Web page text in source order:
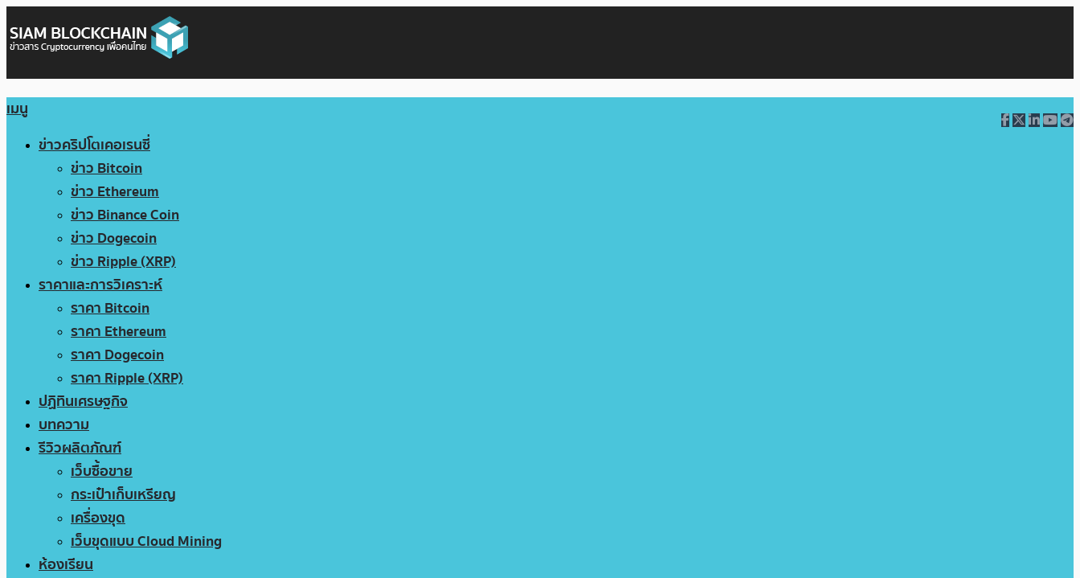
เมนู
ข่าวคริปโตเคอเรนซี่
ข่าว Bitcoin
ข่าว Ethereum
ข่าว Binance Coin
ข่าว Dogecoin
ข่าว Ripple (XRP)
ราคาและการวิเคราะห์
ราคา Bitcoin
ราคา Ethereum
ราคา Dogecoin
ราคา Ripple (XRP)
ปฏิทินเศรษฐกิจ
บทความ
รีวิวผลิตภัณฑ์
เว็บซื้อขาย
กระเป๋าเก็บเหรียญ
เครื่องขุด
เว็บขุดแบบ Cloud Mining
ห้องเรียน